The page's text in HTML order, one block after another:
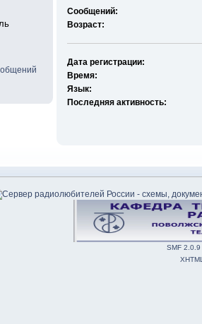
Сообщений:
Возраст:
Дата регистрации:
Время:
Язык:
Последняя активность:
SMF 2.0.9